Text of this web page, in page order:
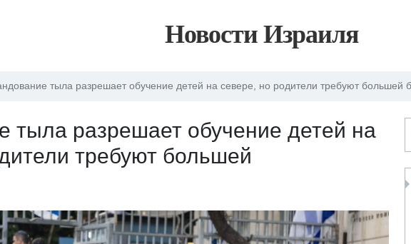
Новости Израиля
тыла разрешает обучение детей на севере, но родители требуют большей
тыла разрешает обучение детей на
требуют большей